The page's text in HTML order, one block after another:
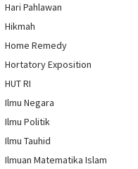
Hari Pahlawan
Hikmah
Home Remedy
Hortatory Exposition
HUT RI
Ilmu Negara
Ilmu Politik
Ilmu Tauhid
Ilmuan Matematika Islam